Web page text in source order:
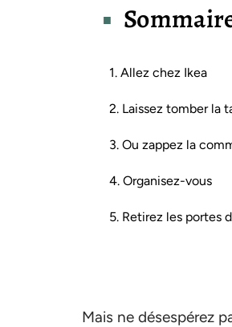
1. Allez chez Ikea
2. Laissez tomber la
3. Ou zappez la
4. Organisez-vous
5. Retirez les portes
Mais ne désespérez